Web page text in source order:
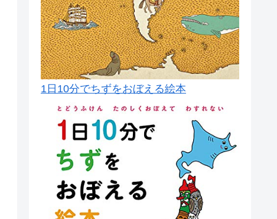
1日10分でちずをおぼえる絵本